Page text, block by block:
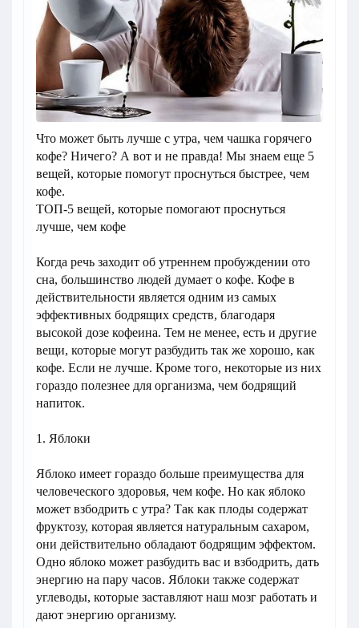
Что может быть лучше с утра, чем чашка горячего
кофе? Ничего? А вот и не правда! Мы знаем еще 5
вещей, которые помогут проснуться быстрее, чем
кофе.
ТОП-5 вещей, которые помогают проснуться
лучше, чем кофе
Когда речь заходит об утреннем пробуждении ото
сна, большинство людей думает о кофе. Кофе в
действительности является одним из самых
эффективных бодрящих средств, благодаря
высокой дозе кофеина. Тем не менее, есть и другие
вещи, которые могут разбудить так же хорошо, как
кофе. Если не лучше. Кроме того, некоторые из них
гораздо полезнее для организма, чем бодрящий
напиток.
1. Яблоки
Яблоко имеет гораздо больше преимущества для
человеческого здоровья, чем кофе. Но как яблоко
может взбодрить с утра? Так как плоды содержат
фруктозу, которая является натуральным сахаром,
они действительно обладают бодрящим эффектом.
Одно яблоко может разбудить вас и взбодрить, дать
энергию на пару часов. Яблоки также содержат
углеводы, которые заставляют наш мозг работать и
дают энергию организму.